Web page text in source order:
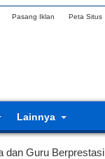
Pasang Iklan Peta Situs
Lainnya
dan Guru Berprestasi